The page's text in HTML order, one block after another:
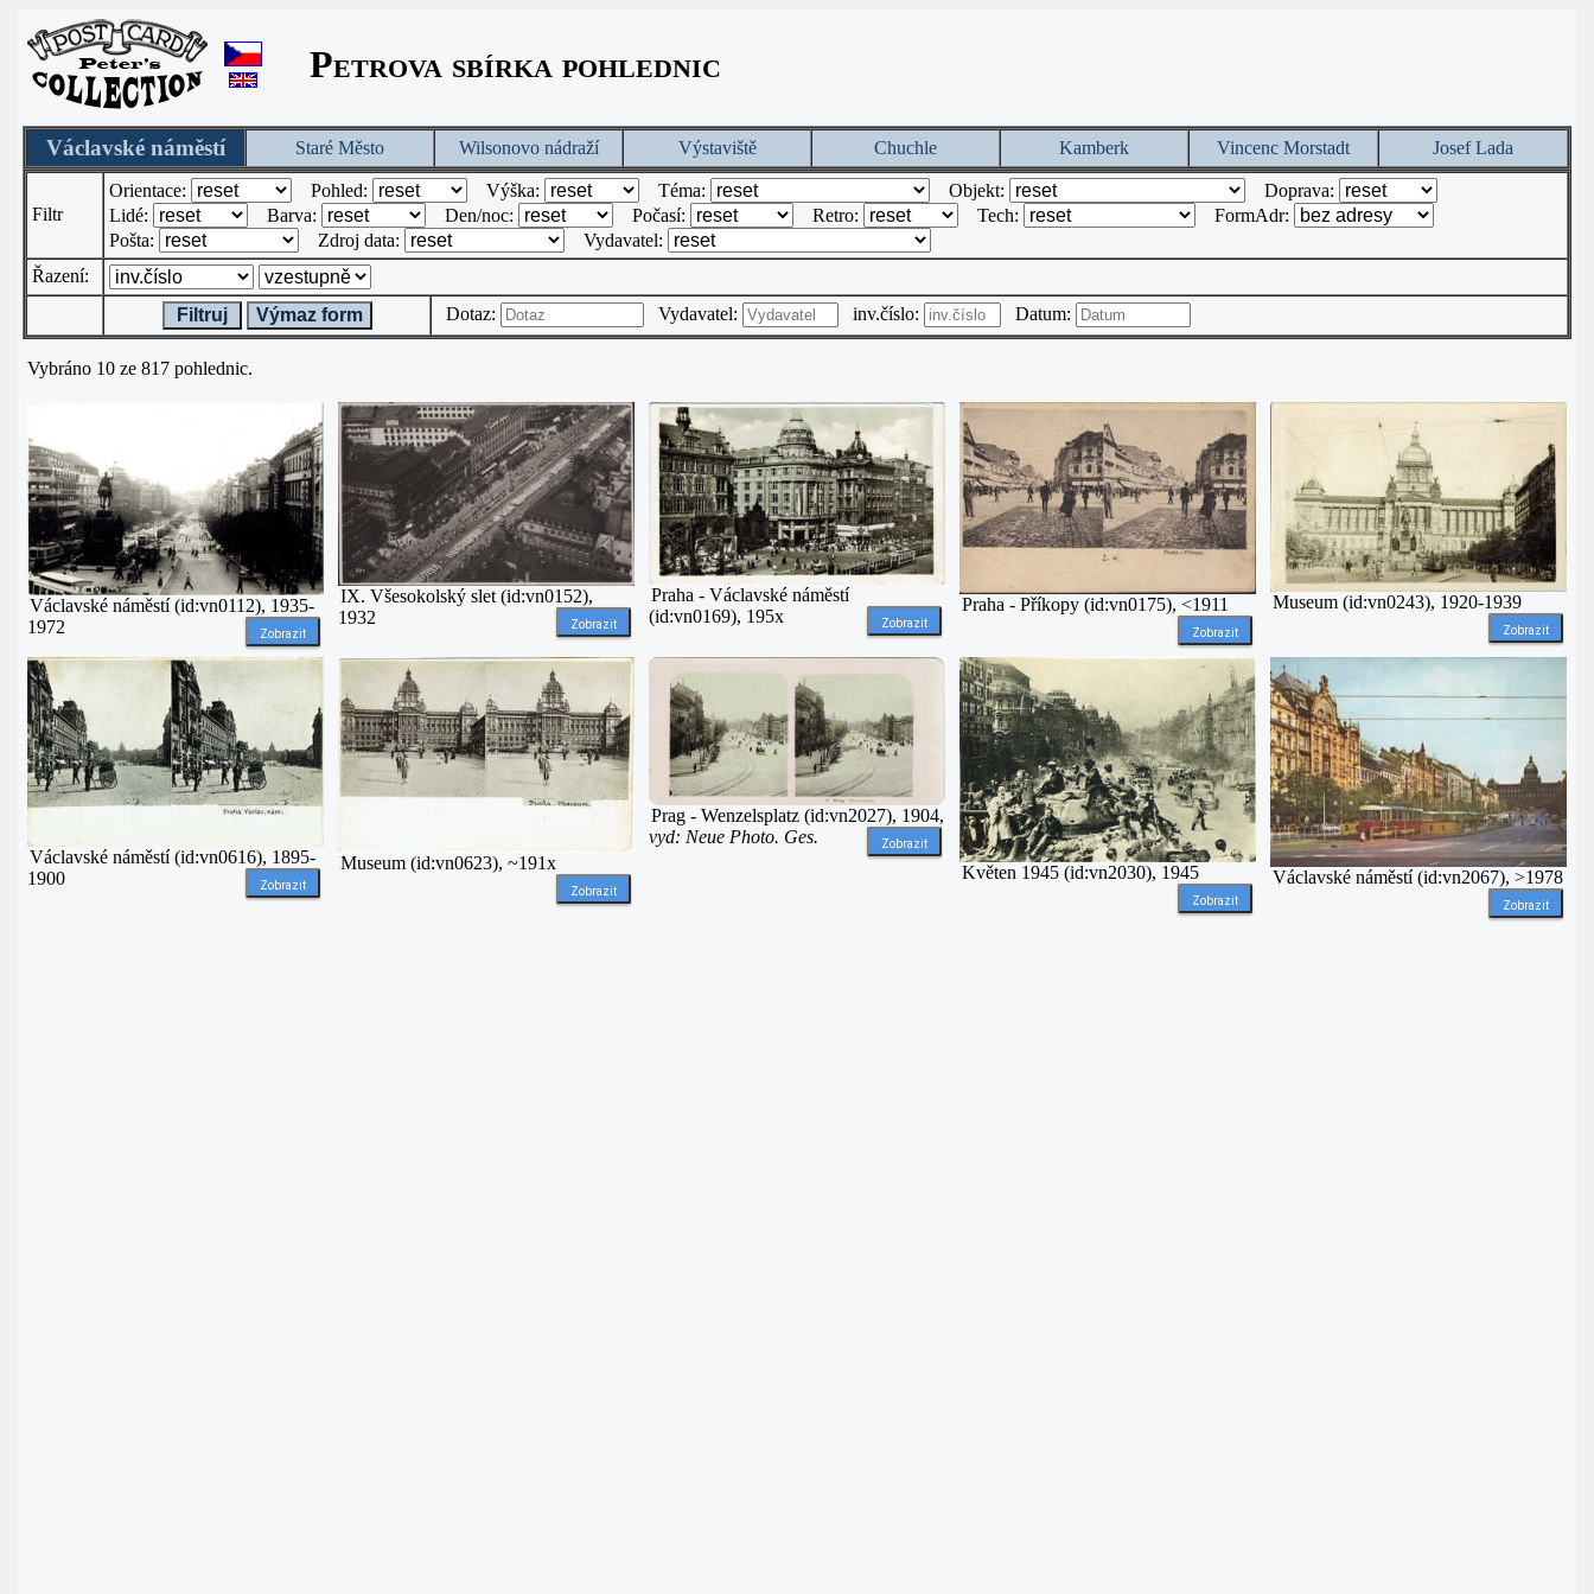
Petrova sbírka pohlednic
Václavské náměstí Staré Město Wilsonovo nádraží Výstaviště Chuchle Kamberk Vincenc Morstadt Josef Lada
Filtr
Orientace: Pohled: Výška: Téma: Objekt:
Doprava:
Lidé:
Barva: Den/noc: Počasí: Retro: Tech:
FormAdr:
Pošta:
Zdroj data:
Vydavatel:
Řazení:
Filtruj
Výmaz form Dotaz: Vydavatel: inv.číslo: Datum:
Vybráno 10 ze 817 pohlednic.
Václavské náměstí (id:vn0112), 1935-
1972
Zobrazit
IX. Všesokolský slet (id:vn0152),
1932
Zobrazit
Praha - Václavské náměstí
(id:vn0169), 195x
Zobrazit
Praha - Příkopy (id:vn0175), <1911
Zobrazit
Museum (id:vn0243), 1920-1939
Zobrazit
Václavské náměstí (id:vn0616), 1895-
1900
Zobrazit
Museum (id:vn0623), ~191x
Zobrazit
Prag - Wenzelsplatz (id:vn2027), 1904,
vyd: Neue Photo. Ges.
Zobrazit
Květen 1945 (id:vn2030), 1945
Zobrazit
Václavské náměstí (id:vn2067), >1978
Zobrazit